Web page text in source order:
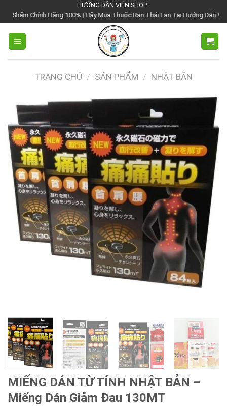
đến
nội
dung
HƯỚNG DẪN VIÊN SHOP
100% | Hãy Mua Thuốc Rắn Thái Lan Tại Hướng Dẫn Viên Shop | Với Giá
TRANG CHỦ / SẢN PHẨM / NHẬT BẢN
MIẾNG DÁN TỪ TÍNH NHẬT BẢN –
Miếng Dán Giảm Đau 130MT